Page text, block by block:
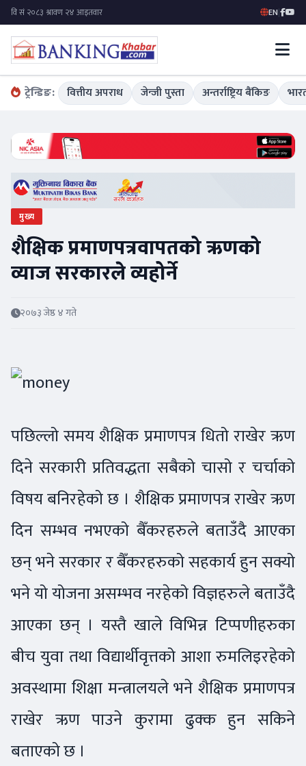
EN|
ट्रेन्डिङ: वित्तीय अपराध जेन्जी पुस्ता अन्तर्राष्ट्रिय बैंकिङ
मुख्य
शैक्षिक प्रमाणपत्रवापतको ऋणको
व्याज सरकारले व्यहोर्ने
२०७३ जेष्ठ ४ गते
पछिल्लो समय शैक्षिक प्रमाणपत्र धितो राखेर ऋण
दिने सरकारी प्रतिवद्धता सबैको चासो र चर्चाको
विषय बनिरहेको छ । शैक्षिक प्रमाणपत्र राखेर ऋण
दिन सम्भव नभएको बैँकरहरुले बताउँदै आएका
छन् भने सरकार र बैँकरहरुको सहकार्य हुन सक्यो
भने यो योजना असम्भव नरहेको विज्ञहरुले बताउँदै
आएका छन् । यस्तै खाले विभिन्न टिप्पणीहरुका
बीच युवा तथा विद्यार्थीवृत्तको आशा रुमलिइरहेको
अवस्थामा शिक्षा मन्त्रालयले भने शैक्षिक प्रमाणपत्र
राखेर ऋण पाउने कुरामा ढुक्क हुन सकिने
बताएको छ ।